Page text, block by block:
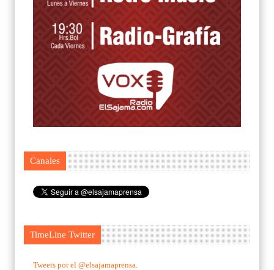
Canales
TimeLine Twitter
Tweets por el @elsajamaprensa.